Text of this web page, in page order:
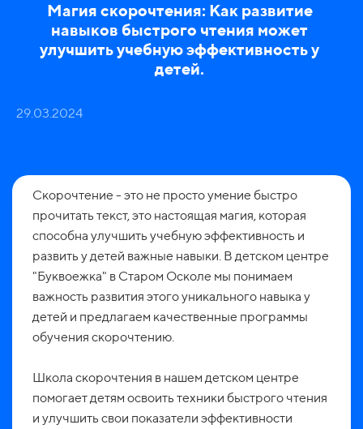
Магия скорочтения: Как развитие
навыков быстрого чтения может
улучшить учебную эффективность у
детей.
29.03.2024
Скорочтение - это не просто умение быстро
прочитать текст, это настоящая магия, которая
способна улучшить учебную эффективность и
развить у детей важные навыки. В детском центре
"Буквоежка" в Старом Осколе мы понимаем
важность развития этого уникального навыка у
детей и предлагаем качественные программы
обучения скорочтению.
Школа скорочтения в нашем детском центре
помогает детям освоить техники быстрого чтения
и улучшить свои показатели эффективности